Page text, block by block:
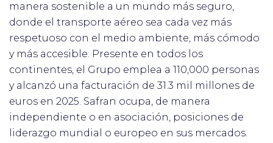
manera sostenible a un mundo más seguro,
donde el transporte aéreo sea cada vez más
respetuoso con el medio ambiente, más cómodo
y más accesible. Presente en todos los
continentes, el Grupo emplea a 110,000 personas
y alcanzó una facturación de 31.3 mil millones de
euros en 2025. Safran ocupa, de manera
independiente o en asociación, posiciones de
liderazgo mundial o europeo en sus mercados.